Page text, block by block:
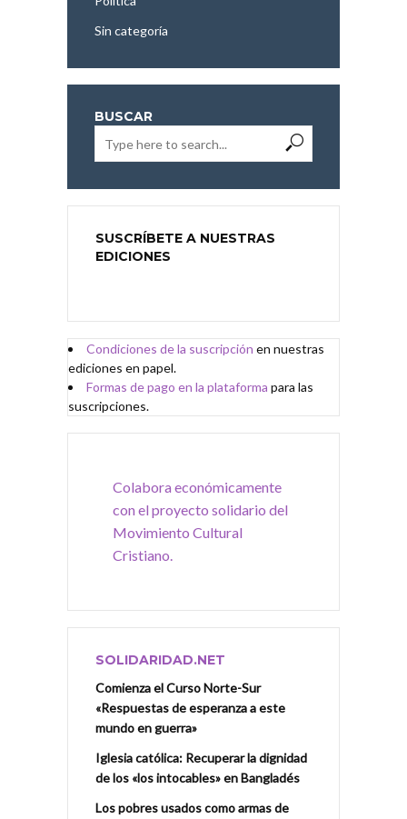
Sin categoría
BUSCAR
SUSCRÍBETE A NUESTRAS
EDICIONES
Condiciones dela suscripción en nuestras
ediciones en papel.
Formas de pago en la plataforma para las
suscripciones.
Colabora económicamente
con el proyecto solidario del
Movimiento Cultural
Cristiano.
SOLIDARIDAD.NET
Comienza el Curso Norte-Sur
«Respuestas de esperanza a este
mundo en guerra»
Iglesia católica: Recuperar la dignidad
de los «los intocables» en Bangladés
Los pobres usados como armas de